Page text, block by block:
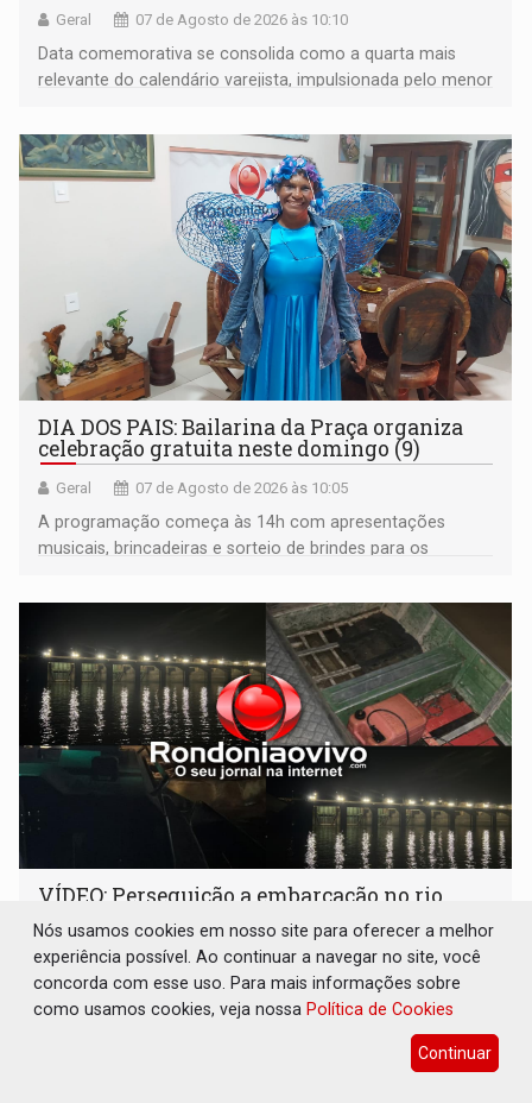
Geral 07 de Agosto de 2026 às 10:10
Data comemorativa se consolida como a quarta mais
relevante do calendário varejista, impulsionada pelo menor
média do trabalhador
DIA DOS PAIS: Bailarina da Praça organiza
celebração gratuita neste domingo (9)
Geral 07 de Agosto de 2026 às 10:05
A programação começa às 14h com apresentações
musicais, brincadeiras e sorteio de brindes para os
bolo e canto de parabéns dedicado aos pais
VÍDEO: Perseguição a embarcação no rio
Madeira termina com explosivos
apreendidos
Polícia 07 de Agosto de 2026 às 09:45
Ação ocorreu no âmbito da Operação Brasil Contra o
Nós usamos cookies em nosso site para oferecer a melhor
experiência possível. Ao continuar a navegar no site, você
concorda com esse uso. Para mais informações sobre
como usamos cookies, veja nossa Política de Cookies
Continuar